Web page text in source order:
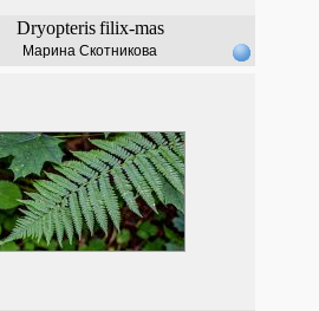
Dryopteris filix-mas
Марина Скотникова